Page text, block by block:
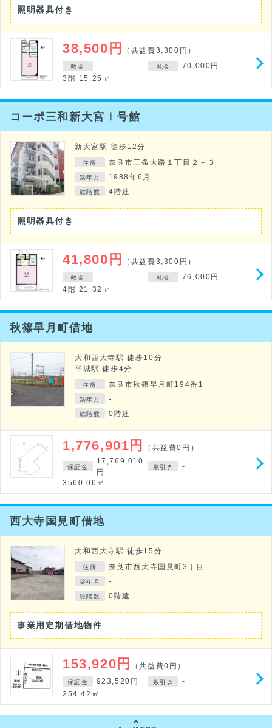
照明器具付き
38,500円 （共益費3,300円）
敷金 - 礼金
70,000円
3階 15.25㎡
コーポ三和新大宮Ⅰ号館
新大宮駅 徒歩12分
住所 奈良市三条大路１丁目２－３
築年月 1988年6月
総階数 4階建
照明器具付き
41,800円 （共益費3,300円）
敷金 - 礼金
76,000円
4階 21.32㎡
秋篠早月町借地
大和西大寺駅 徒歩10分
平城駅 徒歩4分
住所 奈良市秋篠早月町194番1
築年月 -
総階数 0階建
1,776,901円 （共益費0円）
保証金
17,769,010
円
敷引き
-
3560.06㎡
西大寺国見町借地
大和西大寺駅 徒歩15分
住所 奈良市西大寺国見町3丁目
築年月 -
総階数 0階建
事業用定期借地物件
153,920円 （共益費0円）
保証金 923,520円 敷引き
-
254.42㎡